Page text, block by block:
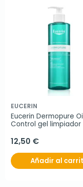
EUCERIN
Eucerin Dermopure
Control gel limpiador
12,50 €
Añadir al